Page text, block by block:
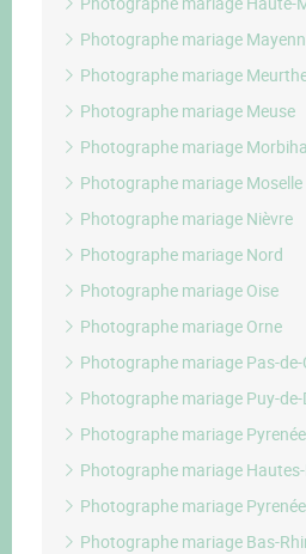
Photographe mariage
Photographe mariage
Photographe mariage Meuse
Photographe mariage
Photographe mariage Moselle
Photographe mariage Nièvre
Photographe mariage Nord
Photographe mariage Oise
Photographe mariage Orne
Photographe mariage Pas-
Photographe mariage Puy-
Photographe mariage
Photographe mariage
Photographe mariage
Photographe mariage Bas-